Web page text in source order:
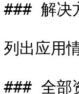
### 解决
列出应用
### 全部